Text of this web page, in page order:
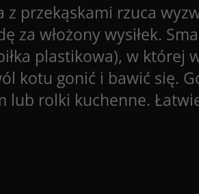
przekąskami rzuca
włożony wysiłek.
plastikowa), w której
kotu gonić i bawić się.
rolki kuchenne.